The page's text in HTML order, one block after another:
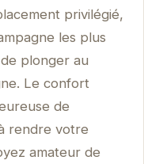
privilégié,
les plus
plonger au
Le confort
de
rendre votre
amateur de